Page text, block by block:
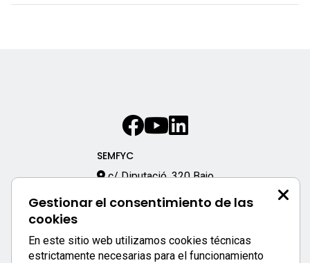
Gestionar el consentimiento de las
cookies
En este sitio web utilizamos cookies técnicas
estrictamente necesarias para el funcionamiento
SEMFYC
c/ Diputació, 320 Bajo
933 170 333
Enlaces destacados: